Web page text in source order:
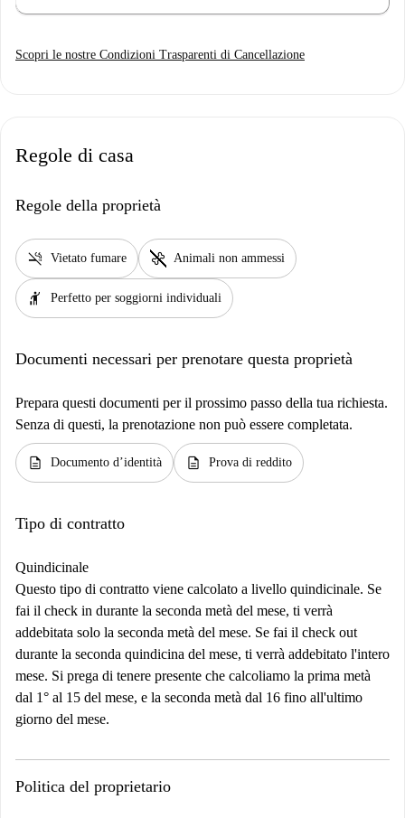
Scopri le nostre Condizioni Trasparenti di Cancellazione
Regole di casa
Regole della proprietà
smoke_free Vietato fumare pet_supplies Animali non ammessi
hail Perfetto per soggiorni individuali
Documenti necessari per prenotare questa proprietà
Prepara questi documenti per il prossimo passo della tua richiesta.
Senza di questi, la prenotazione non può essere completata.
description Documento d’identità description Prova di reddito
Tipo di contratto
Quindicinale
Questo tipo di contratto viene calcolato a livello quindicinale. Se
fai il check in durante la seconda metà del mese, ti verrà
addebitata solo la seconda metà del mese. Se fai il check out
durante la seconda quindicina del mese, ti verrà addebitato l'intero
mese. Si prega di tenere presente che calcoliamo la prima metà
dal 1° al 15 del mese, e la seconda metà dal 16 fino all'ultimo
giorno del mese.
Politica del proprietario